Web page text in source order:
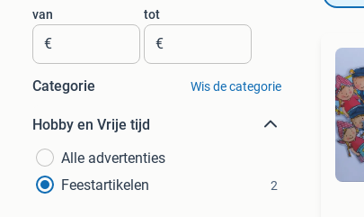
van
€
tot
€
Categorie Wis de categorie
Hobby en Vrije tijd
Alle advertenties
Feestartikelen
2